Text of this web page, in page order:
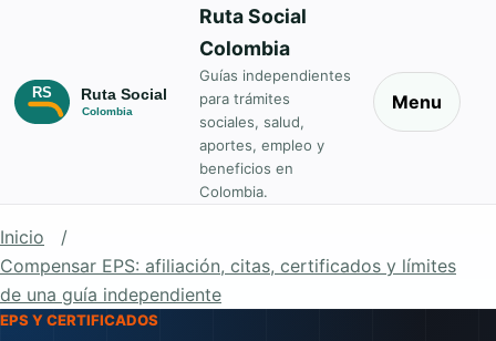
Ruta Social
Colombia
Guías independientes
para trámites
sociales, salud,
aportes, empleo y
beneficios en
Colombia.
Menu
Inicio
Compensar EPS: afiliación, citas, certificados y límites
de una guía independiente
EPS Y CERTIFICADOS